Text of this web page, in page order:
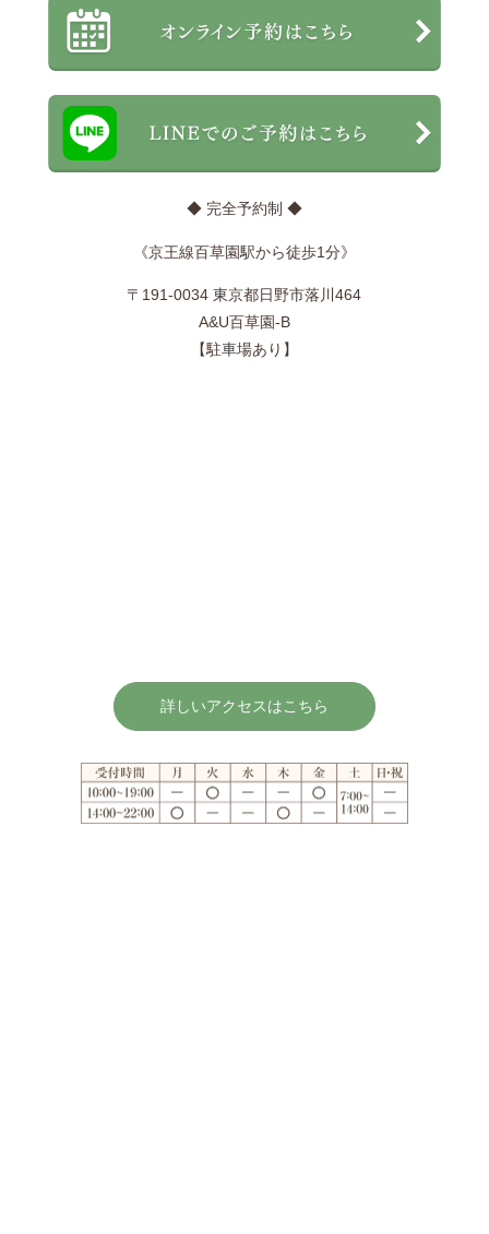
◆ 完全予約制 ◆
《京王線百草園駅から徒歩1分》
〒191-0034 東京都日野市落川464
A&U百草園-B
【駐車場あり】
詳しいアクセスはこちら